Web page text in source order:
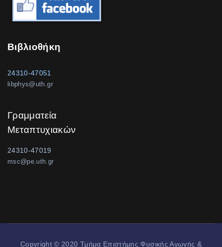
Βιβλιοθήκη
24310-47051
libphys@uth.gr
Γραμματεία
Μεταπτυχιακών
24310-47019
msc@pe.uth.gr
Copyright © 2020 Τμήμα Επιστήμης Φυσικής Αγωγής &